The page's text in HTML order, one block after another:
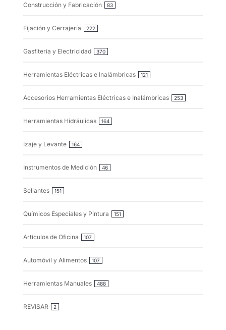
Construcción y Fabricación 83
Fijación y Cerrajería 222
Gasfitería y Electricidad 370
Herramientas Eléctricas e Inalámbricas 121
Accesorios Herramientas Eléctricas e Inalámbricas 253
Herramientas Hidráulicas 164
Izaje y Levante 164
Instrumentos de Medición 46
Sellantes 151
Químicos Especiales y Pintura 151
Artículos de Oficina 107
Automóvil y Alimentos 107
Herramientas Manuales 488
REVISAR 2